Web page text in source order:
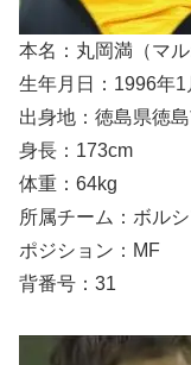
本名：丸岡満（マル
生年月日：1996年1
出身地：徳島県徳
身長：173cm
体重：64kg
所属チーム：ボル
ポジション：MF
背番号：31